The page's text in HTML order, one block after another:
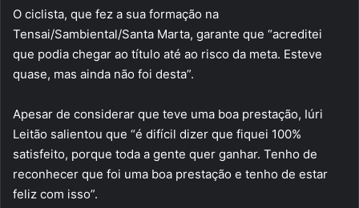
O ciclista, que fez a sua formação na
Tensai/Sambiental/Santa Marta, garante que “acreditei
que podia chegar ao título até ao risco da meta. Esteve
quase, mas ainda não foi desta”.
Apesar de considerar que teve uma boa prestação, Iúri
Leitão salientou que “é difícil dizer que fiquei 100%
satisfeito, porque toda a gente quer ganhar. Tenho de
reconhecer que foi uma boa prestação e tenho de estar
feliz com isso”.